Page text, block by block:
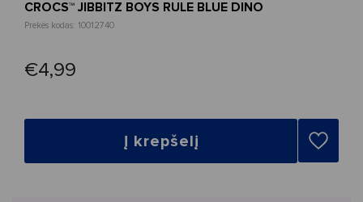
CROCS™ JIBBITZ BOYS RULE BLUE DINO
Prekės kodas: 10012740
€4,99
Į krepšelį